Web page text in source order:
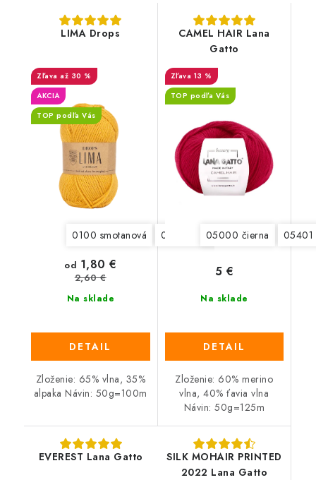
LIMA Drops
až 30 %
AKCIA
TOP podľa Vás
0100 smotanová 0206 svetlá béžová 0519
Na sklade
od 1,80 €
2,60 €
DETAIL
Zloženie: 65% vlna, 35%
alpaka Návin: 50g=100m
CAMEL HAIR Lana
Gatto
13 %
TOP podľa Vás
05000 čierna 05401
Na sklade
5 €
DETAIL
Zloženie: 60% merino
vlna, 40% ťavia vlna
Návin: 50g=125m
EVEREST Lana Gatto
SILK MOHAIR PRINTED
2022 Lana Gatto